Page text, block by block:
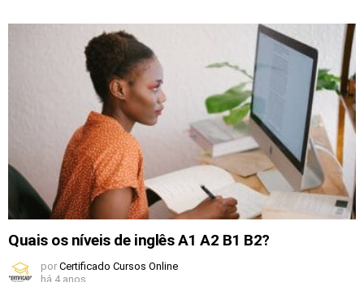
Quais os níveis de inglês A1 A2 B1 B2?
por Certificado Cursos Online
há 4 anos